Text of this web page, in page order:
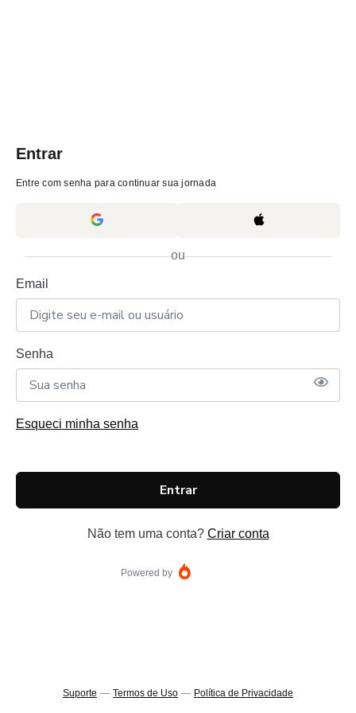
Entrar
Entre com senha para continuar sua jornada
ou
Email
Senha
Esqueci minha senha
Entrar
Não tem uma conta? Criar conta
Powered by
Suporte — Termos de Uso — Política de Privacidade